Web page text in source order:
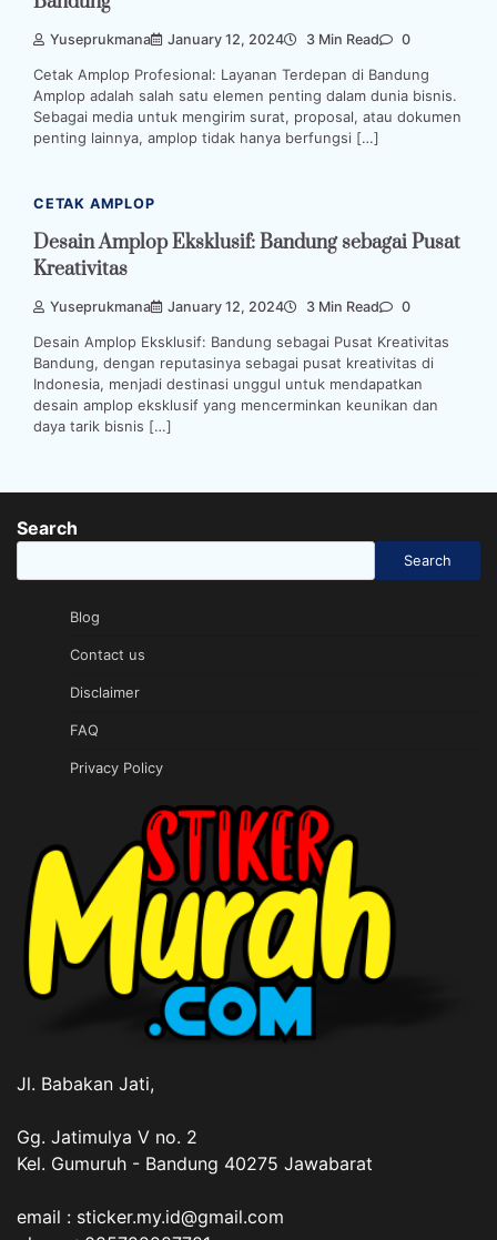
Yuseprukmana January 12, 2024 3 Min Read 0
Cetak Amplop Profesional: Layanan Terdepan di Bandung
Amplop adalah salah satu elemen penting dalam dunia bisnis.
Sebagai media untuk mengirim surat, proposal, atau dokumen
penting lainnya, amplop tidak hanya berfungsi […]
CETAK AMPLOP
Desain Amplop Eksklusif: Bandung sebagai Pusat
Kreativitas
Yuseprukmana January 12, 2024 3 Min Read 0
Desain Amplop Eksklusif: Bandung sebagai Pusat Kreativitas
Bandung, dengan reputasinya sebagai pusat kreativitas di
Indonesia, menjadi destinasi unggul untuk mendapatkan
desain amplop eksklusif yang mencerminkan keunikan dan
daya tarik bisnis […]
Search
Search
Blog
Contact us
Disclaimer
FAQ
Privacy Policy
Jl. Babakan Jati,
Gg. Jatimulya V no. 2
Kel. Gumuruh - Bandung 40275 Jawabarat
email : sticker.my.id@gmail.com